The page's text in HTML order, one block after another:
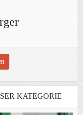
KATEGORIE